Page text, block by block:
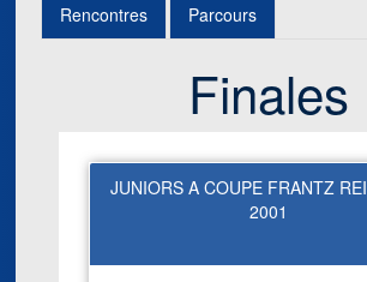
Rencontres Parcours
Finales
JUNIORS A COUPE FRANTZ
2001